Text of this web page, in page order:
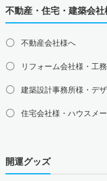
富山県の占い師募集・求
福井県の占い師募集・求
関西地方の占い師募集・
大阪府の占い師募集・求
奈良県の占い師募集・求
中国地方の占い師募集
山口県の占い師募集・求人
不動産・住宅・建築会社
不動産会社様へ
リフォーム会社様・工
建築設計事務所様・デ
住宅会社様・ハウスメ
開運グッズ